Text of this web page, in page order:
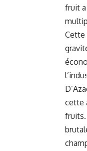
fruit
Cette
cette